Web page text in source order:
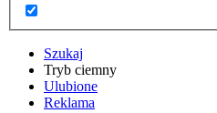
Szukaj
Tryb ciemny
Ulubione
Reklama